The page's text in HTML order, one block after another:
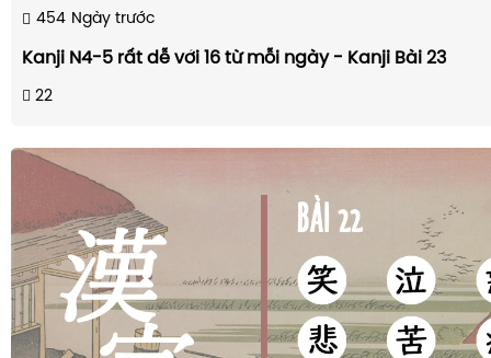
454 Ngày trước
Kanji N4-5 rất dễ với 16 từ mỗi ngày - Kanji Bài 23
22